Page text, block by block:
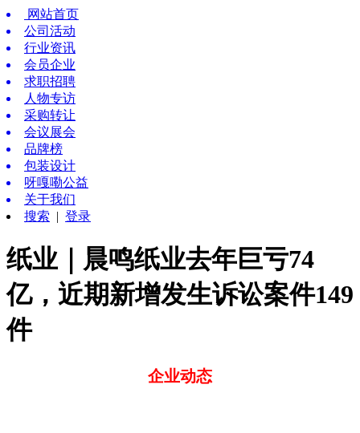
网站首页
公司活动
行业资讯
会员企业
求职招聘
人物专访
采购转让
会议展会
品牌榜
包装设计
呀嘎嘞公益
关于我们
搜索 | 登录
纸业｜晨鸣纸业去年巨亏74
亿，近期新增发生诉讼案件149
件
企业动态